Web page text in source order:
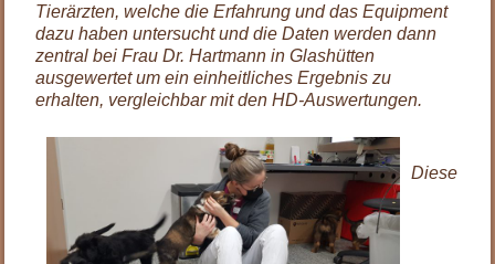
Tierärzten, welche die Erfahrung und das Equipment
dazu haben untersucht und die Daten werden dann
zentral bei Frau Dr. Hartmann in Glashütten
ausgewertet um ein einheitliches Ergebnis zu
erhalten, vergleichbar mit den HD-Auswertungen.
Diese